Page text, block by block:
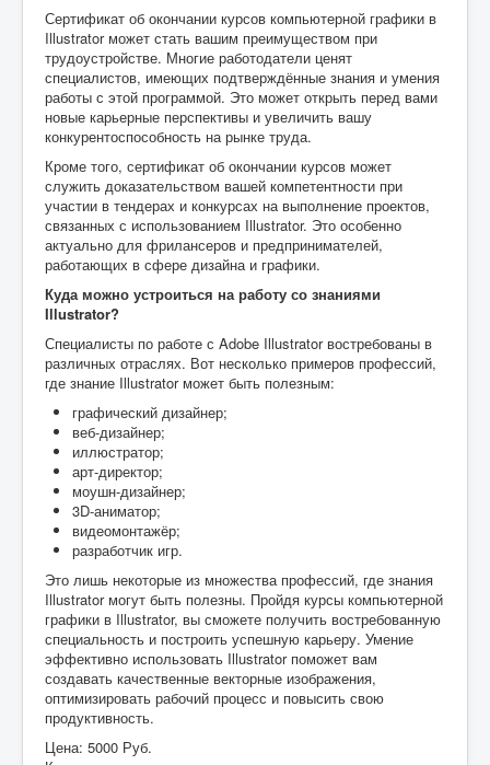
Сертификат об окончании курсов компьютерной графики в
Illustrator может стать вашим преимуществом при
трудоустройстве. Многие работодатели ценят
специалистов, имеющих подтверждённые знания и умения
работы с этой программой. Это может открыть перед вами
новые карьерные перспективы и увеличить вашу
конкурентоспособность на рынке труда.
Кроме того, сертификат об окончании курсов может
служить доказательством вашей компетентности при
участии в тендерах и конкурсах на выполнение проектов,
связанных с использованием Illustrator. Это особенно
актуально для фрилансеров и предпринимателей,
работающих в сфере дизайна и графики.
Куда можно устроиться на работу со знаниями
Illustrator?
Специалисты по работе с Adobe Illustrator востребованы в
различных отраслях. Вот несколько примеров профессий,
где знание Illustrator может быть полезным:
графический дизайнер;
веб-дизайнер;
иллюстратор;
арт-директор;
моушн-дизайнер;
3D-аниматор;
видеомонтажёр;
разработчик игр.
Это лишь некоторые из множества профессий, где знания
Illustrator могут быть полезны. Пройдя курсы компьютерной
графики в Illustrator, вы сможете получить востребованную
специальность и построить успешную карьеру. Умение
эффективно использовать Illustrator поможет вам
создавать качественные векторные изображения,
оптимизировать рабочий процесс и повысить свою
продуктивность.
Цена: 5000 Руб.